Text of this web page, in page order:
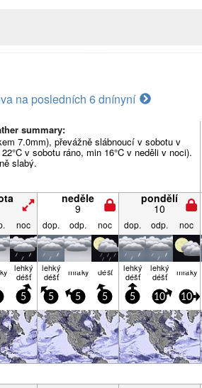
na posledních 6 dnínyní
summary:
7.0mm), převážně slábnoucí v sobotu v
v sobotu ráno, min 16°C v neděli v noci).
slabý.
neděle
9
pondělí
10
noc dop. odp. noc dop. odp. noc
lehký
déšť
lehký
déšť mraky déšť lehký
déšť
lehký
déšť mraky
5 5 5 5 5 10 10